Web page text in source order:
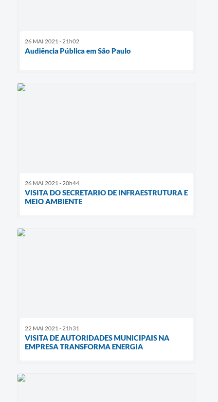
26 MAI 2021 - 21h02
Audiência Pública em São Paulo
26 MAI 2021 - 20h44
VISITA DO SECRETARIO DE INFRAESTRUTURA E
MEIO AMBIENTE
22 MAI 2021 - 21h31
VISITA DE AUTORIDADES MUNICIPAIS NA
EMPRESA TRANSFORMA ENERGIA